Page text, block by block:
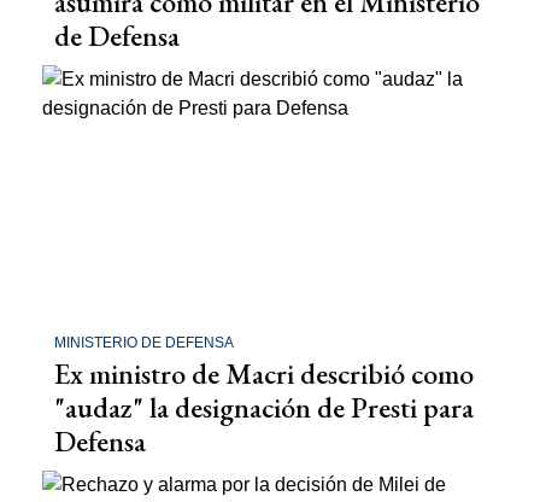
de Defensa
MINISTERIO DE DEFENSA
Ex ministro de Macri describió como
"audaz" la designación de Presti para
Defensa